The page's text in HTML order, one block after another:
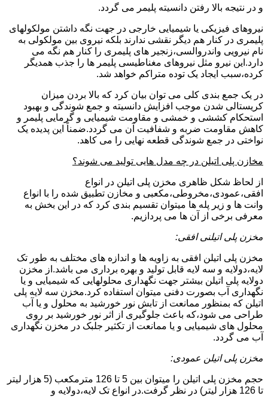
و در نتیجه بالا رفتن دانسیته پلیمر می گردد.
نیروهای فیزیکی یا شیمیایی خارجی در جهت نگه داشتن مولکولهای
پلیمری در کنار هم دیگر نقشی ندارند بلکه نیروی بین مولکولی به
نام نیرویی واندروالسی،زنجیر های پلیمری را کنار هم نگه می
دارد.این نیرو مثل نیروهای مغناطیسی پلیمر ها را جذب همدیگر
کرده،سبب ایجاد یک توده متراکم خواهد شد.
در یک جمع بندی کلی می توان بیان کرد که بالا بردن میزان
کریستالی شدن موجب افزایش دانسیته و جمع شوندگی و بهبود
استحکام کششی و خمشی و مقاومت شیمیایی و گرمایی پلیمر و
کاهش مقاومت ضربه و شفافیت آن می گردد.ضمناً این پدیده یک
نواختی در جمع شوندگی قطعه نهایی را می کاهد.
مخازن پلی اتیلن در چه مدل هایی تولید می شوند؟
از لحاظ شکل ظاهری مخزن پلی اتیلن در انواع
افقی،عمودی،مخروطی،مکعبی و مخازن تطبیق شده را با انواع
وانت ها و زیر پله ها میتوان تقسیم بندی کرد که در این بخش به
معرفی برخی از آن ها می پردازیم.
مخزن پلی اتیلنی افقی:
مخزن پلی اتیلن افقی به زاویه ها و اندازه های مختلف به طور تک
لایه،دولایه و سه لایه قابل تولید و بهره برداری می باشد.از مخزن
دولایه پلی اتیلن بیشتر جهت نگهداری محلولهایی که شیمیایی و یا
نگهداری آب بصورت دفنی میتوان استفاده کرد.مخزن سه لایه پلی
اتیلن که بمنظور ممانعت از تابش نور خورشید به محلول و یا آب
طراحی می شود،که باعث جلوگیری از اثر نور خورشید بر روی
محلول های شیمیایی و یا ممانعت از تکثیر جلبک در مخزن نگهداری
آب می گردد.
مخزن پلی اتیلن عمودی:
حجم مخزن پلی اتیلن را میتوان بین 5 تا 126 مترمکعب (5 هزار لیتر
تا 126 هزار لیتر) در نظر گرفت.در انواع تک لایه،دولایه و